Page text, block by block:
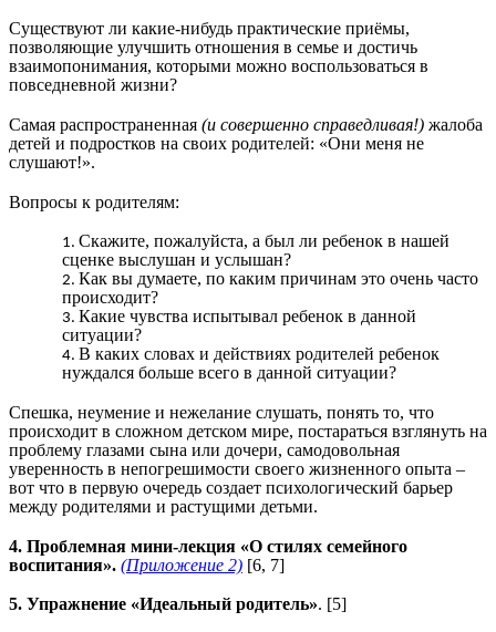
Существуют ли какие-нибудь практические приёмы,
позволяющие улучшить отношения в семье и достичь
взаимопонимания, которыми можно воспользоваться в
повседневной жизни?
Самая распространенная (и совершенно справедливая!) жалоба
детей и подростков на своих родителей: «Они меня не
слушают!».
Вопросы к родителям:
Скажите, пожалуйста, а был ли ребенок в нашей
сценке выслушан и услышан?
Как вы думаете, по каким причинам это очень часто
происходит?
Какие чувства испытывал ребенок в данной
ситуации?
В каких словах и действиях родителей ребенок
нуждался больше всего в данной ситуации?
Спешка, неумение и нежелание слушать, понять то, что
происходит в сложном детском мире, постараться взглянуть на
проблему глазами сына или дочери, самодовольная
уверенность в непогрешимости своего жизненного опыта –
вот что в первую очередь создает психологический барьер
между родителями и растущими детьми.
4. Проблемная мини-лекция «О стилях семейного
воспитания». (Приложение 2) [6, 7]
5. Упражнение «Идеальный родитель». [5]